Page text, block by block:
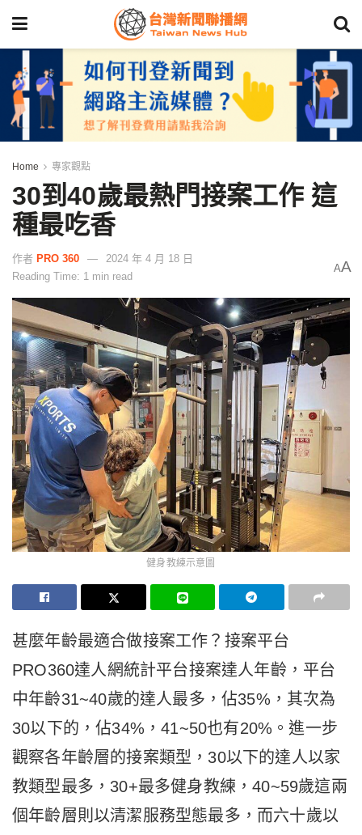
Home 專家觀點
30到40歲最熱門接案工作 這
種最吃香
作者 PRO 360
2024 年 4 月 18 日
Reading Time: 1 min read
AA
健身教練示意圖
甚麼年齡最適合做接案工作？接案平台
PRO360達人網統計平台接案達人年齡，平台
中年齡31~40歲的達人最多，佔35%，其次為
30以下的，佔34%，41~50也有20%。進一步
觀察各年齡層的接案類型，30以下的達人以家
教類型最多，30+最多健身教練，40~59歲這兩
個年齡層則以清潔服務型態最多，而六十歲以